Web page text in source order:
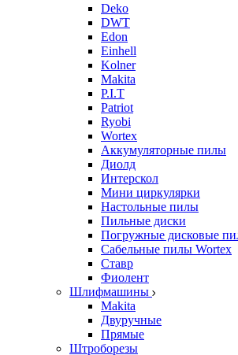
Deko
DWT
Edon
Einhell
Kolner
Makita
P.I.T
Patriot
Ryobi
Wortex
Аккумуляторные пилы
Диолд
Интерскол
Мини циркулярки
Настольные пилы
Пильные диски
Погружные дисковые
Сабельные пилы Wortex
Ставр
Фиолент
Шлифмашины
Makita
Двуручные
Прямые
Штроборезы